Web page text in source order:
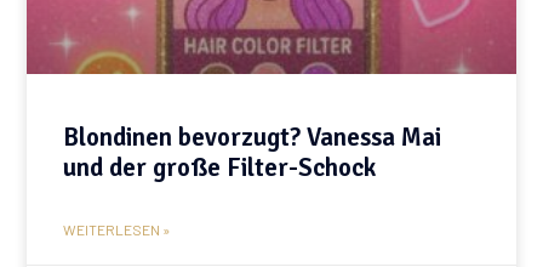
Blondinen bevorzugt? Vanessa Mai
und der große Filter-Schock
WEITERLESEN »